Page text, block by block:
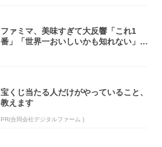
ファミマ、美味すぎて大反響「これ1
番」「世界一おいしいかも知れない」
宝くじ当たる人だけがやっていること、
教えます
PR(合同会社デジタルファーム )